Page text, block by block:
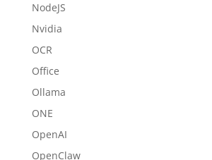
NodeJS
Nvidia
OCR
Office
Ollama
ONE
OpenAI
OpenClaw